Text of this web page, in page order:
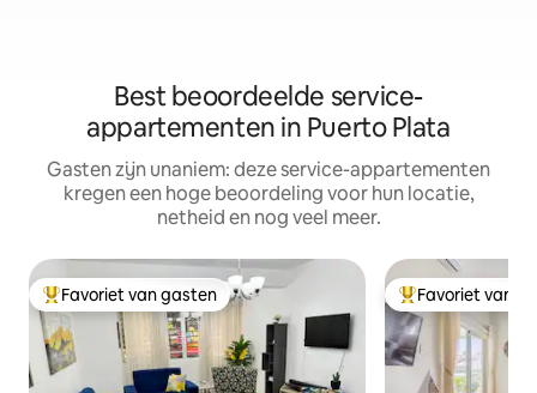
Best beoordeelde service-
appartementen in Puerto Plata
Gasten zijn unaniem: deze service-appartementen
kregen een hoge beoordeling voor hun locatie,
netheid en nog veel meer.
Topfavoriet van gasten
Favoriet van gasten Topfavoriet van
Favoriet van